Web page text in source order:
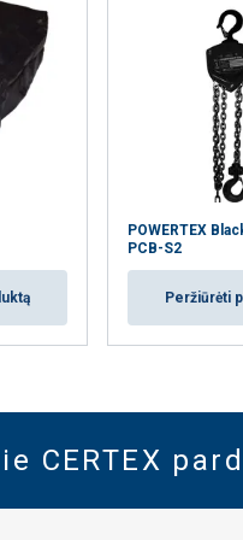
POWERTEX
PCB-S2
Peržiūrėti
CERTEX